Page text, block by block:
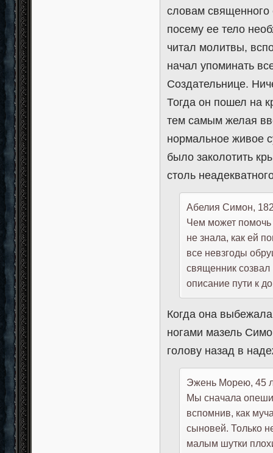
словам
посему ее тело
читал молитвы,
начал упоминать
Создательнице.
Тогда он пошел на
тем самым желая
нормальное живое
было заколотить
столь
Абелия Симон,
Чем может помочь
не знала, как ей
все невзгоды
священник созвал
описание пути к
Когда она
ногами мазель
голову назад в
Эжень Морею, 45
Мы сначала
вспомнив, как
сыновей. Только
малым шутки